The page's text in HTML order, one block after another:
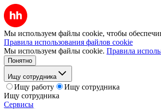
Мы используем файлы cookie, чтобы
Правила использования файлов cookie
Мы используем файлы cookie. Правила
Понятно
Ищу сотрудника
Ищу работу
Ищу сотрудника
Ищу сотрудника
Сервисы